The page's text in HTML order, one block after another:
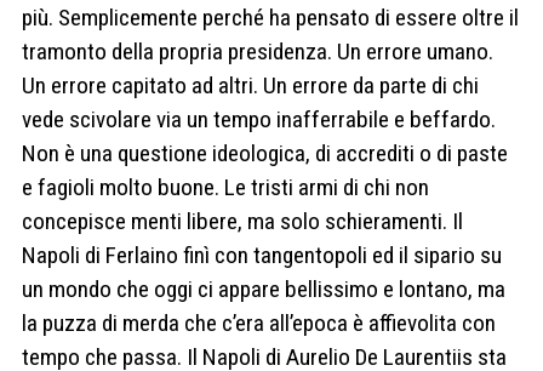
più. Semplicemente perché ha pensato di essere oltre il
tramonto della propria presidenza. Un errore umano.
Un errore capitato ad altri. Un errore da parte di chi
vede scivolare via un tempo inafferrabile e beffardo.
Non è una questione ideologica, di accrediti o di paste
e fagioli molto buone. Le tristi armi di chi non
concepisce menti libere, ma solo schieramenti. Il
Napoli di Ferlaino finì con tangentopoli ed il sipario su
un mondo che oggi ci appare bellissimo e lontano, ma
la puzza di merda che c’era all’epoca è affievolita con
tempo che passa. Il Napoli di Aurelio De Laurentiis sta